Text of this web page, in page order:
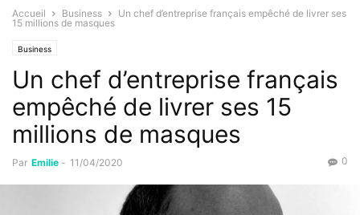
Accueil Business
Un chef d’entreprise français empêché de livrer ses
15 millions de masques
Business
Un chef d’entreprise français
empêché de livrer ses 15
millions de masques
Par Emilie - 11/04/2020 0